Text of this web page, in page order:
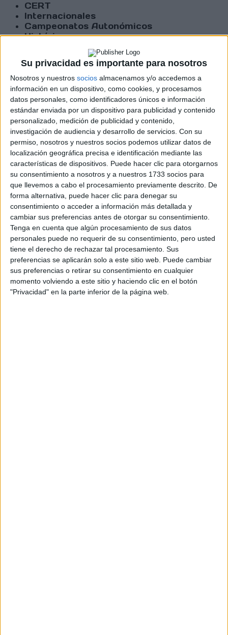
Su privacidad es importante para nosotros
Nosotros y nuestros socios almacenamos y/o accedemos a
información en un dispositivo, como cookies, y procesamos
datos personales, como identificadores únicos e información
estándar enviada por un dispositivo para publicidad y contenido
personalizado, medición de publicidad y contenido,
investigación de audiencia y desarrollo de servicios. Con su
permiso, nosotros y nuestros socios podemos utilizar datos de
localización geográfica precisa e identificación mediante las
características de dispositivos. Puede hacer clic para otorgarnos
su consentimiento a nosotros y a nuestros 1733 socios para
que llevemos a cabo el procesamiento previamente descrito. De
forma alternativa, puede hacer clic para denegar su
consentimiento o acceder a información más detallada y
cambiar sus preferencias antes de otorgar su consentimiento.
Tenga en cuenta que algún procesamiento de sus datos
personales puede no requerir de su consentimiento, pero usted
tiene el derecho de rechazar tal procesamiento. Sus
preferencias se aplicarán solo a este sitio web. Puede cambiar
sus preferencias o retirar su consentimiento en cualquier
momento volviendo a este sitio y haciendo clic en el botón
"Privacidad" en la parte inferior de la página web.
CERT
Internacionales
Campeonatos Autonómicos
Históricos
Circuitos
F1
Fórmula E
F2 / F3 / F4
Resistencia
Indycar
Otros
Producto
Producto
Web pensada para poder ofrecer diferentes
productos propios y ajenos para que los
aficionados los puedan adquirir
Divulgación
Dossier
Webs
Comunicados
Fotografía